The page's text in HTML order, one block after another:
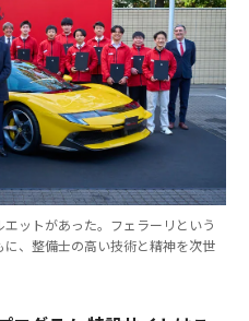
ットがあった。フェラーリという
、整備士の高い技術と精神を次世